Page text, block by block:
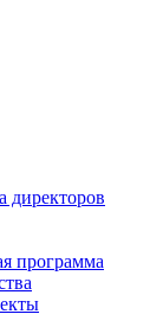
директоров
программа